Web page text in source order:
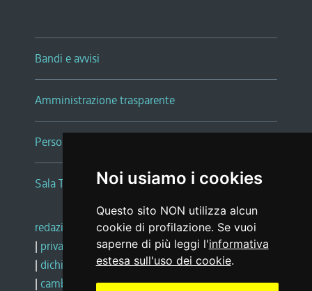
Noi usiamo i cookies
Questo sito NON utilizza alcun
cookie di profilazione. Se vuoi
saperne di più leggi l'informativa
estesa sull'uso dei cookie.
Bandi e avvisi
Amministrazione trasparente
Persone e Uffici
Sala Tiziano Tessitori
redazione web |note legali |glossario
| privacy
social media policy
| dichiarazione di accessibilità |feedback
| cambio preferenze cookie